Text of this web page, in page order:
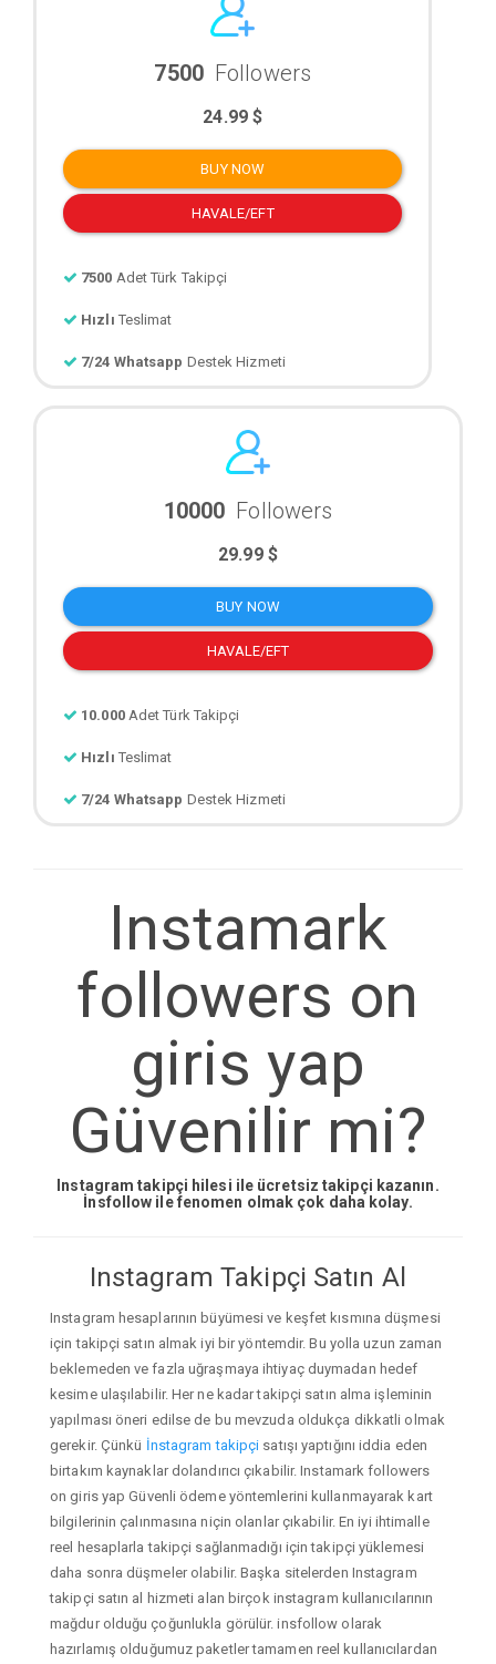
7500 Followers
24.99 $
BUY NOW
HAVALE/EFT
7500 Adet Türk Takipçi
Hızlı Teslimat
7/24 Whatsapp Destek Hizmeti
10000 Followers
29.99 $
BUY NOW
HAVALE/EFT
10.000 Adet Türk Takipçi
Hızlı Teslimat
7/24 Whatsapp Destek Hizmeti
Instamark
followers on
giris yap
Güvenilir mi?
Instagram takipçi hilesi ile ücretsiz takipçi kazanın.
İnsfollow ile fenomen olmak çok daha kolay.
Instagram Takipçi Satın Al
Instagram hesaplarının büyümesi ve keşfet kısmına düşmesi
için takipçi satın almak iyi bir yöntemdir. Bu yolla uzun zaman
beklemeden ve fazla uğraşmaya ihtiyaç duymadan hedef
kesime ulaşılabilir. Her ne kadar takipçi satın alma işleminin
yapılması öneri edilse de bu mevzuda oldukça dikkatli olmak
gerekir. Çünkü İnstagram takipçi satışı yaptığını iddia eden
birtakım kaynaklar dolandırıcı çıkabilir. Instamark followers
on giris yap Güvenli ödeme yöntemlerini kullanmayarak kart
bilgilerinin çalınmasına niçin olanlar çıkabilir. En iyi ihtimalle
reel hesaplarla takipçi sağlanmadığı için takipçi yüklemesi
daha sonra düşmeler olabilir. Başka sitelerden Instagram
takipçi satın al hizmeti alan birçok instagram kullanıcılarının
mağdur olduğu çoğunlukla görülür. insfollow olarak
hazırlamış olduğumuz paketler tamamen reel kullanıcılardan